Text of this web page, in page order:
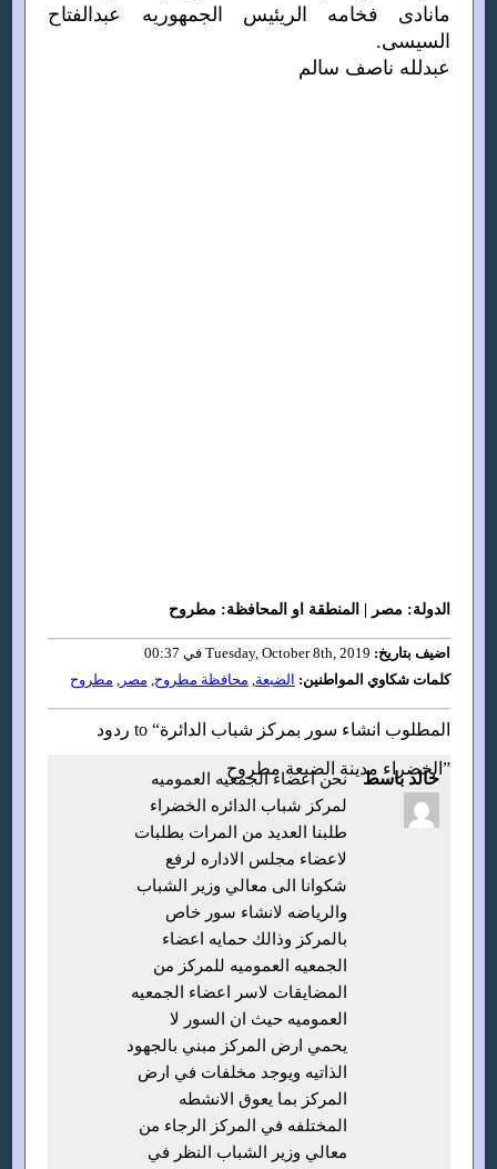
مانادى فخامه الريئيس الجمهوريه عبدالفتاح
السيسى.
عبدلله ناصف سالم
الدولة: مصر | المنطقة او المحافظة: مطروح
اضيف بتاريخ:
كلمات شكاوي المواطنين: الضبعة, محافظة مطروح, مصر, مطروح
ردود to “المطلوب انشاء سور بمركز شباب الدائرة
الخضراء مدينة الضبعة مطروح”
خالد باسط
نحن اعضاء الجمعيه العموميه
لمركز شباب الدائره الخضراء
طلبنا العديد من المرات بطلبات
لاعضاء مجلس الاداره لرفع
شكوانا الى معالي وزير الشباب
والرياضه لانشاء سور خاص
بالمركز وذالك حمايه اعضاء
الجمعيه العموميه للمركز من
المضايقات لاسر اعضاء الجمعيه
العموميه حيث ان السور لا
يحمي ارض المركز مبني بالجهود
الذاتيه ويوجد مخلفات في ارض
المركز بما يعوق الانشطه
المختلفه في المركز الرجاء من
معالي وزير الشباب النظر في